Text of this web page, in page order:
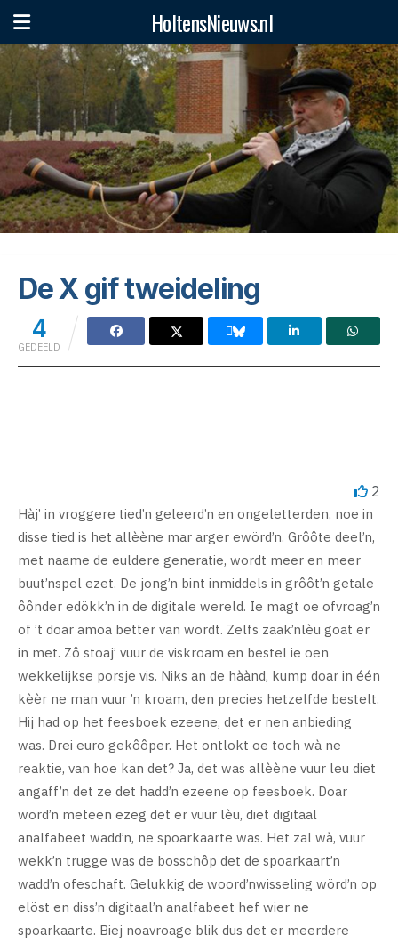
HoltensNieuws.nl
Start»De X gif tweideling
De X gif tweideling
4
GEDEELD
2
Hàj’ in vroggere tied’n geleerd’n en ongeletterden, noe in
disse tied is het allèène mar arger ewörd’n. Grôôte deel’n,
met naame de euldere generatie, wordt meer en meer
buut’nspel ezet. De jong’n bint inmiddels in grôôt’n getale
ôônder edökk’n in de digitale wereld. Ie magt oe ofvroag’n
of ’t doar amoa better van wördt. Zelfs zaak’nlèu goat er
in met. Zô stoaj’ vuur de viskroam en bestel ie oen
wekkelijkse porsje vis. Niks an de hàànd, kump doar in één
kèèr ne man vuur ’n kroam, den precies hetzelfde bestelt.
Hij had op het feesboek ezeene, det er nen anbieding
was. Drei euro gekôôper. Het ontlokt oe toch wà ne
reaktie, van hoe kan det? Ja, det was allèène vuur leu diet
angaff’n det ze det hadd’n ezeene op feesboek. Doar
wörd’n meteen ezeg det er vuur lèu, diet digitaal
analfabeet wadd’n, ne spoarkaarte was. Het zal wà, vuur
wekk’n trugge was de bosschôp det de spoarkaart’n
wadd’n ofeschaft. Gelukkig de woord’nwisseling wörd’n op
elöst en diss’n digitaal’n analfabeet hef wier ne
spoarkaarte. Biej noavroage blik dus det er meerdere